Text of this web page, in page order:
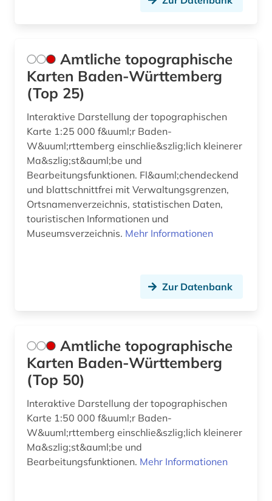
ernährung (2)
erwärmung &lt;meteorologie&gt; (1)
erziehungswissenschaft (1)
ethnologe (1)
ethnologie (4)
etymologie (1)
europa (6)
europäische union (4)
fernerkundung (5)
fid sozial- und kulturanthropologie (1)
film (2)
finanzkrise (1)
Amtliche topographische
Karten Baden-Württemberg
(Top 25)
Interaktive Darstellung der topographischen
Karte 1:25 000 f&uuml;r Baden-
W&uuml;rttemberg einschlie&szlig;lich kleinerer
Ma&szlig;st&auml;be und
Bearbeitungsfunktionen. Fl&auml;chendeckend
und blattschnittfrei mit Verwaltungsgrenzen,
Ortsnamenverzeichnis, statistischen Daten,
touristischen Informationen und
Museumsverzeichnis. Mehr Informationen
Zur Datenbank
Amtliche topographische
Karten Baden-Württemberg
(Top 50)
Interaktive Darstellung der topographischen
Karte 1:50 000 f&uuml;r Baden-
W&uuml;rttemberg einschlie&szlig;lich kleinerer
Ma&szlig;st&auml;be und
Bearbeitungsfunktionen. Mehr Informationen